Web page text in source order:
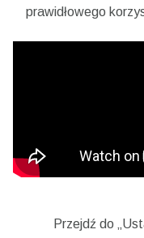
prawidłowego
Przejdź do